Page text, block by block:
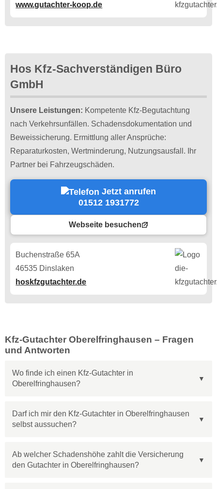
www.gutachter-koop.de
Hos Kfz-Sachverständigen Büro
GmbH
Unsere Leistungen: Kompetente Kfz-Begutachtung
nach Verkehrsunfällen. Schadensdokumentation und
Beweissicherung. Ermittlung aller Ansprüche:
Reparaturkosten, Wertminderung, Nutzungsausfall. Ihr
Partner bei Fahrzeugschäden.
Jetzt anrufen
01512 1931772
Webseite besuchen
Buchenstraße 65A
46535 Dinslaken
hoskfzgutachter.de
Kfz-Gutachter Oberelfringhausen – Fragen
und Antworten
Wo finde ich einen Kfz-Gutachter in
Oberelfringhausen?
Darf ich mir den Kfz-Gutachter in Oberelfringhausen
selbst aussuchen?
Ab welcher Schadenshöhe zahlt die Versicherung
den Gutachter in Oberelfringhausen?